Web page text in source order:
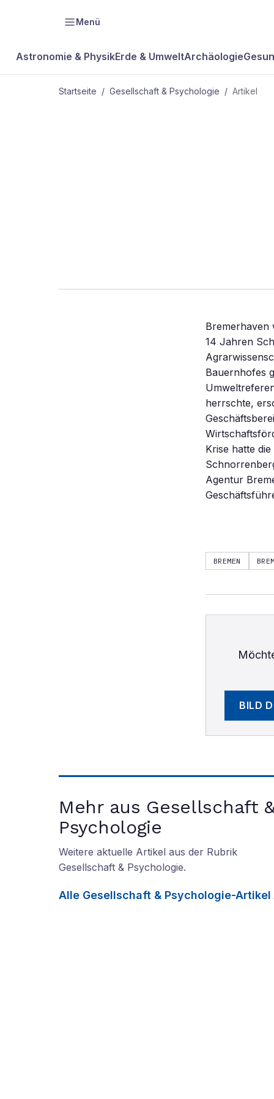
Menü
Astronomie & PhysikErde & UmweltArchäologie
Startseite / Gesellschaft & Psychologie / Artikel
Bremerhaven
14 Jahren
Bauernhofes
herrschte,
Krise hatte
Agentur
BREMEN
BILD
Mehr aus Gesellschaft
Psychologie
Weitere aktuelle Artikel aus der Rubrik
Gesellschaft & Psychologie.
Alle Gesellschaft & Psychologie-Artikel